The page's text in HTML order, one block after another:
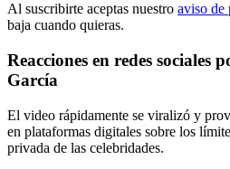
Al suscribirte aceptas nuestro aviso de
baja cuando quieras.
Reacciones en redes sociales
García
El video rápidamente se viralizó y
en plataformas digitales sobre los
privada de las celebridades.